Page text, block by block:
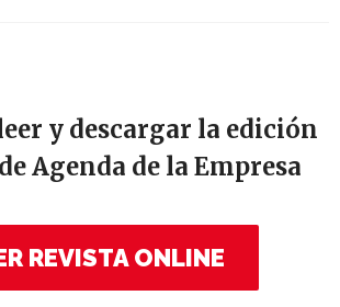
y descargar la edición
Agenda de la Empresa
REVISTA ONLINE